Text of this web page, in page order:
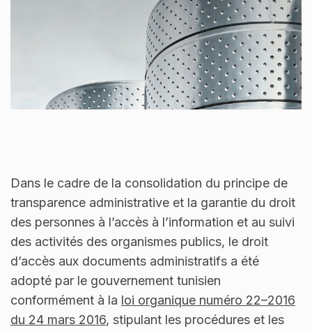
Dans le cadre de la consolidation du principe de
transparence administrative et la garantie du droit
des personnes à l’accès à l’information et au suivi
des activités des organismes publics, le droit
d’accès aux documents administratifs a été
adopté par le gouvernement tunisien
conformément à la loi organique numéro 22–2016
du 24 mars 2016, stipulant les procédures et les